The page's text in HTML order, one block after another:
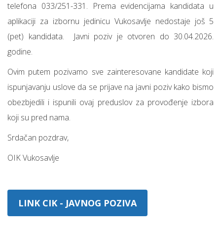
telefona 033/251-331. Prema evidencijama kandidata u
aplikaciji za izbornu jedinicu Vukosavlje nedostaje još 5
(pet) kandidata. Javni poziv je otvoren do 30.04.2026.
godine.
Ovim putem pozivamo sve zainteresovane kandidate koji
ispunjavanju uslove da se prijave na javni poziv kako bismo
obezbjedili i ispunili ovaj preduslov za provođenje izbora
koji su pred nama.
Srdačan pozdrav,
OIK Vukosavlje
LINK CIK - JAVNOG POZIVA